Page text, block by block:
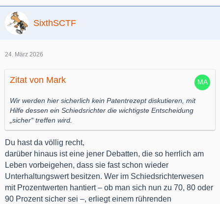
SixthSCTF
24. März 2026
Zitat von Mark
Wir werden hier sicherlich kein Patentrezept diskutieren, mit
Hilfe dessen ein Schiedsrichter die wichtigste Entscheidung
„sicher“ treffen wird.
Du hast da völlig recht,
darüber hinaus ist eine jener Debatten, die so herrlich am
Leben vorbeigehen, dass sie fast schon wieder
Unterhaltungswert besitzen. Wer im Schiedsrichterwesen
mit Prozentwerten hantiert – ob man sich nun zu 70, 80 oder
90 Prozent sicher sei –, erliegt einem rührenden